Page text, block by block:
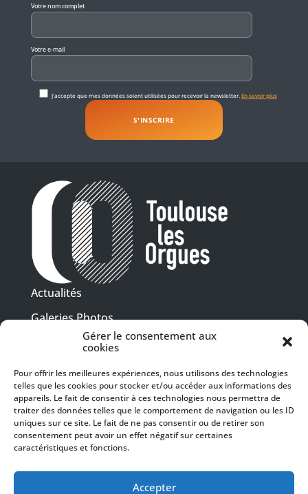
Gérer le consentement aux
cookies
Pour offrir les meilleures expériences, nous utilisons des technologies
telles que les cookies pour stocker et/ou accéder aux informations des
appareils. Le fait de consentir à ces technologies nous permettra de
traiter des données telles que le comportement de navigation ou les ID
uniques sur ce site. Le fait de ne pas consentir ou de retirer son
consentement peut avoir un effet négatif sur certaines
caractéristiques et fonctions.
Accepter
Votre nom complet
Votre e-mail
J'accepte que mes données soient utilisées pour recevoir la newsletter.En savoir plus
Actualités
Galeries Photos
Vidéothèque
Presse
Billetterie
Recrutement
Mentions légales
Politique de confidentialité
SUIVEZ-NOUS